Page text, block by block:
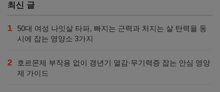
최신 글
1
50대 여성 나잇살 타파, 빠지는 근력과 처지는 살 탄력을 동
시에 잡는 영양소 3가지
2
호르몬제 부작용 없이 갱년기 열감·무기력증 잡는 안심 영양
제 가이드